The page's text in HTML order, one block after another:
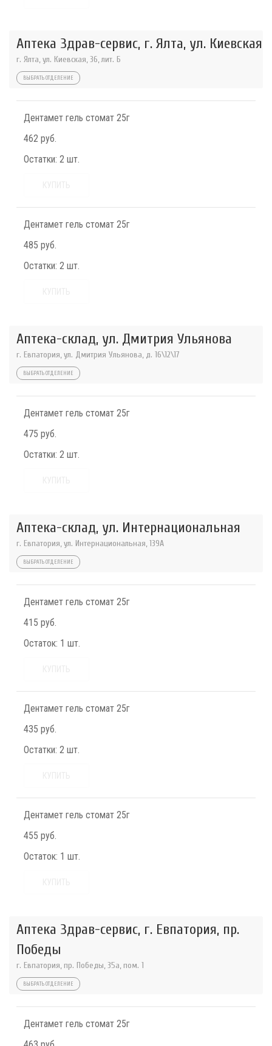
Аптека Здрав-сервис, г. Ялта, ул. Киевская
г. Ялта, ул. Киевская, 36, лит. Б
ВЫБРАТЬ ОТДЕЛЕНИЕ
Дентамет гель стомат 25г
462 руб.
Остатки: 2 шт.
Дентамет гель стомат 25г
485 руб.
Остатки: 2 шт.
Аптека-склад, ул. Дмитрия Ульянова
г. Евпатория, ул. Дмитрия Ульянова, д. 16\12\17
ВЫБРАТЬ ОТДЕЛЕНИЕ
Дентамет гель стомат 25г
475 руб.
Остатки: 2 шт.
Аптека-склад, ул. Интернациональная
г. Евпатория, ул. Интернациональная, 139А
ВЫБРАТЬ ОТДЕЛЕНИЕ
Дентамет гель стомат 25г
415 руб.
Остаток: 1 шт.
Дентамет гель стомат 25г
435 руб.
Остатки: 2 шт.
Дентамет гель стомат 25г
455 руб.
Остаток: 1 шт.
Аптека Здрав-сервис, г. Евпатория, пр.
Победы
г. Евпатория, пр. Победы, 35а, пом. 1
ВЫБРАТЬ ОТДЕЛЕНИЕ
Дентамет гель стомат 25г